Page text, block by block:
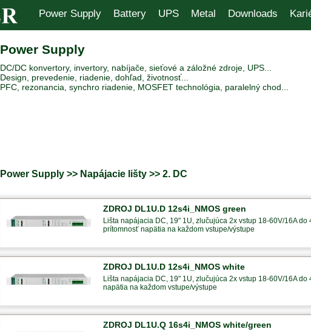
Power Supply Battery UPS Metal Downloads
Power Supply
DC/DC konvertory, invertory, nabíjače, sieťové a záložné zdroje, UPS...
Design, prevedenie, riadenie, dohľad, životnosť...
PFC, rezonancia, synchro riadenie, MOSFET technológia, paralelný chod...
Power Supply >> Napájacie lišty >> 2. DC
ZDROJ DL1U.D 12s4i_NMOS green
Lišta napájacia DC, 19" 1U, zlučujúca 2x vstup 18-60V/16A
prítomnosť napätia na každom vstupe/výstupe
ZDROJ DL1U.D 12s4i_NMOS white
Lišta napájacia DC, 19" 1U, zlučujúca 2x vstup 18-60V/16A
napätia na každom vstupe/výstupe
ZDROJ DL1U.Q 16s4i_NMOS white/green